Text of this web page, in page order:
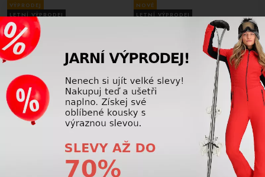
VÝPRODEJ
LETNÍ VÝPRODEJ
Lyžařské rukavice Reusch Snow
1 225,00
-39%
NOVÉ
LETNÍ VÝPRODEJ
Pánské Lyžařské rukavice Reusch
Snow Ranger Gore-Tex black-white
1 625,00
-10%